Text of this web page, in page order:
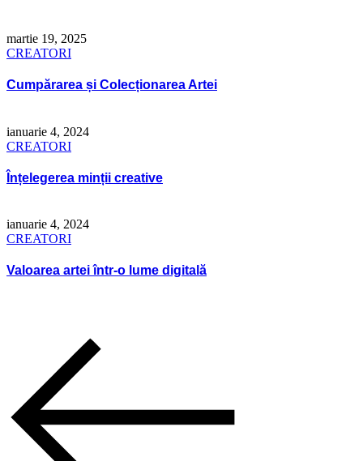
martie 19, 2025
CREATORI
Cumpărarea și Colecționarea Artei
ianuarie 4, 2024
CREATORI
Înțelegerea minții creative
ianuarie 4, 2024
CREATORI
Valoarea artei într-o lume digitală